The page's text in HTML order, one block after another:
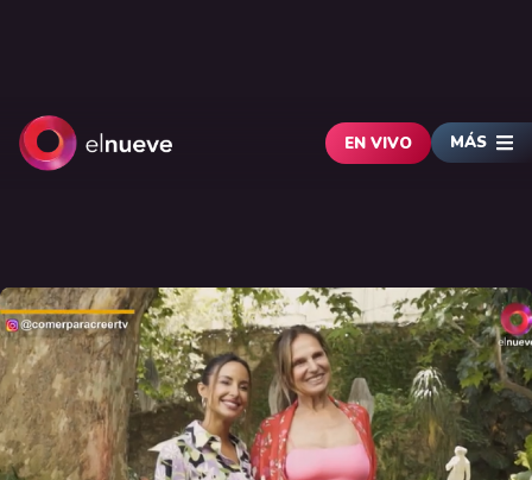
EN VIVO MÁS